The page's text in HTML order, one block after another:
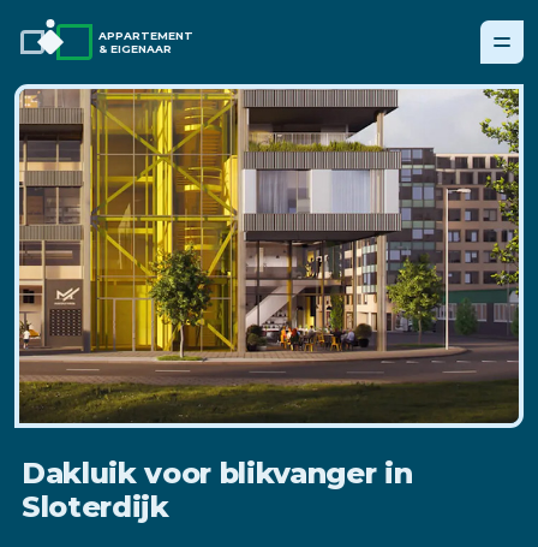
APPARTEMENT
& EIGENAAR
Dakluik voor blikvanger in
Sloterdijk